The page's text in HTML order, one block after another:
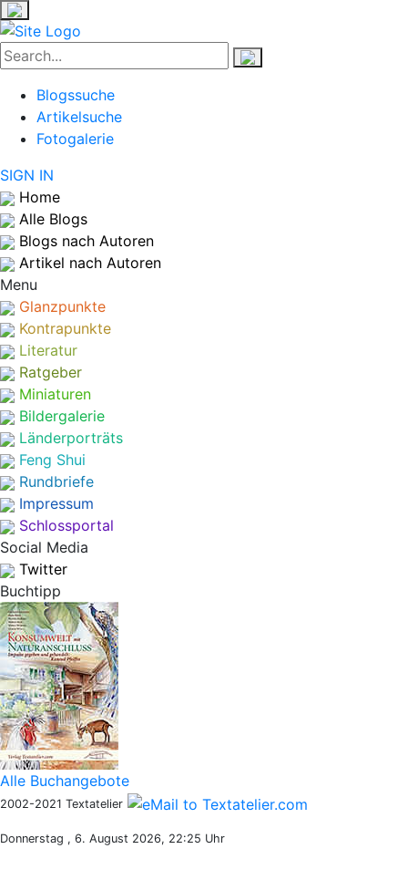
Blogssuche
Artikelsuche
Fotogalerie
SIGN IN
Home
Alle Blogs
Blogs nach Autoren
Artikel nach Autoren
Menu
Glanzpunkte
Kontrapunkte
Literatur
Ratgeber
Miniaturen
Bildergalerie
Länderporträts
Feng Shui
Rundbriefe
Impressum
Schlossportal
Social Media
Twitter
Buchtipp
Alle Buchangebote
2002-2021 Textatelier
Donnerstag , 6. August 2026, 22:25 Uhr